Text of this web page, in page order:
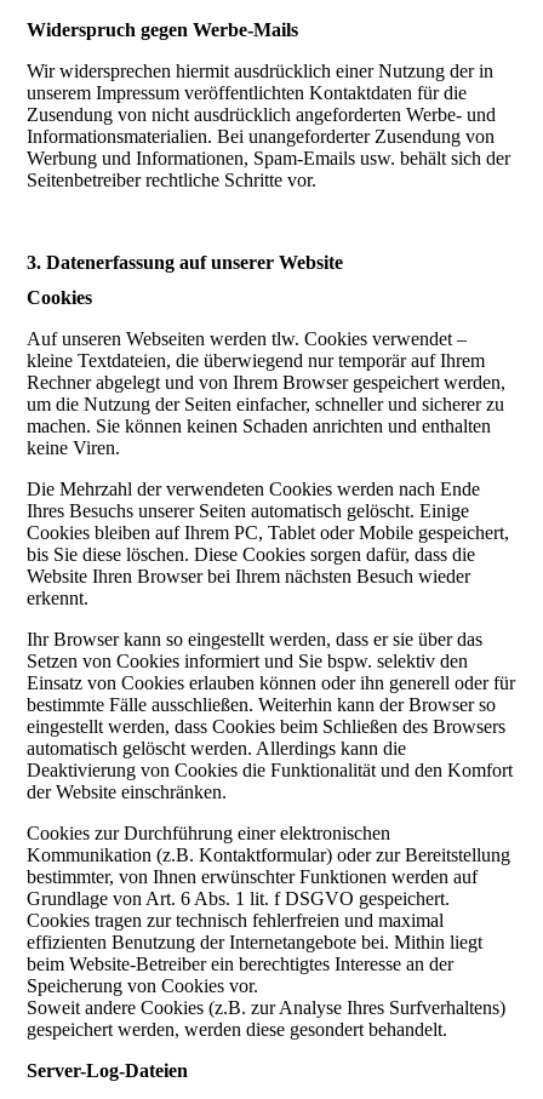
Widerspruch gegen Werbe-Mails
Wir widersprechen hiermit ausdrücklich einer Nutzung der in
unserem Impressum veröffentlichten Kontaktdaten für die
Zusendung von nicht ausdrücklich angeforderten Werbe- und
Informationsmaterialien. Bei unangeforderter Zusendung von
Werbung und Informationen, Spam-Emails usw. behält sich der
Seitenbetreiber rechtliche Schritte vor.
3. Datenerfassung auf unserer Website
Cookies
Auf unseren Webseiten werden tlw. Cookies verwendet –
kleine Textdateien, die überwiegend nur temporär auf Ihrem
Rechner abgelegt und von Ihrem Browser gespeichert werden,
um die Nutzung der Seiten einfacher, schneller und sicherer zu
machen. Sie können keinen Schaden anrichten und enthalten
keine Viren.
Die Mehrzahl der verwendeten Cookies werden nach Ende
Ihres Besuchs unserer Seiten automatisch gelöscht. Einige
Cookies bleiben auf Ihrem PC, Tablet oder Mobile gespeichert,
bis Sie diese löschen. Diese Cookies sorgen dafür, dass die
Website Ihren Browser bei Ihrem nächsten Besuch wieder
erkennt.
Ihr Browser kann so eingestellt werden, dass er sie über das
Setzen von Cookies informiert und Sie bspw. selektiv den
Einsatz von Cookies erlauben können oder ihn generell oder für
bestimmte Fälle ausschließen. Weiterhin kann der Browser so
eingestellt werden, dass Cookies beim Schließen des Browsers
automatisch gelöscht werden. Allerdings kann die
Deaktivierung von Cookies die Funktionalität und den Komfort
der Website einschränken.
Cookies zur Durchführung einer elektronischen
Kommunikation (z.B. Kontaktformular) oder zur Bereitstellung
bestimmter, von Ihnen erwünschter Funktionen werden auf
Grundlage von Art. 6 Abs. 1 lit. f DSGVO gespeichert.
Cookies tragen zur technisch fehlerfreien und maximal
effizienten Benutzung der Internetangebote bei. Mithin liegt
beim Website-Betreiber ein berechtigtes Interesse an der
Speicherung von Cookies vor.
Soweit andere Cookies (z.B. zur Analyse Ihres Surfverhaltens)
gespeichert werden, werden diese gesondert behandelt.
Server-Log-Dateien